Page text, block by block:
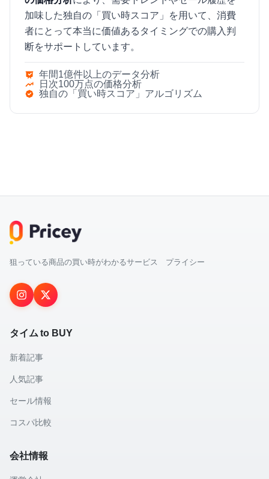
加味した独自の「買い時スコア」を用いて、消費
者にとって本当に価値あるタイミングでの購入判
断をサポートしています。
年間1億件以上のデータ分析
日次100万点の価格分析
独自の「買い時スコア」アルゴリズム
狙っている商品の買い時がわかるサービス プライシー
タイム to BUY
新着記事
人気記事
セール情報
コスパ比較
会社情報